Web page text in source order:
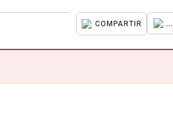
COMPARTIR ...